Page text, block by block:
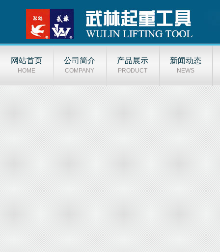
网站首页
HOME
公司简介
COMPANY
产品展示
PRODUCT
新闻动态
NEWS